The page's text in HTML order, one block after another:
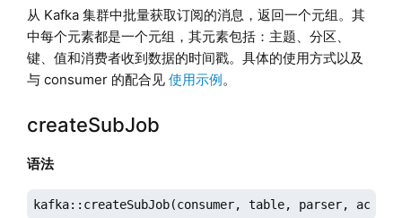
从 Kafka 集群中批量获取订阅的消息，返回一个元组。其
中每个元素都是一个元组，其元素包括：主题、分区、
键、值和消费者收到数据的时间戳。具体的使用方式以及
与 consumer 的配合见 使用示例。
createSubJob
语法
kafka::createSubJob(consumer, table, parser,